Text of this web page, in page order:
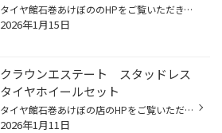
タイヤ館石巻あけぼののHPをご覧いただき、ありがとうございます。 ホンダ N-BOX のウインカー（アンバー）交換作業 を行いました。 今回は右後ろのウインカー球を交換。外装部品の脱着は不要でしたが、車種や位置によっては 慎重な作業が求められるケースもあります。 ウインカーは安全確認のため...
2026年1月15日
クラウンエステート スタッドレス
タイヤホイールセット
タイヤ館石巻あけぼの店のHPをご覧いただき、ありがとうございます。 今回は、クラウンエステートに 235/55R19 BLIZZAK WZ-1 スタッドレスタイヤ＆BALMINUM（バルミナ）LS10 ホイールセットを取付けました。 純正サイズは235/45R21。スタッドレスは19インチにインチダウンしました。 今回装着したWZ...
2026年1月11日